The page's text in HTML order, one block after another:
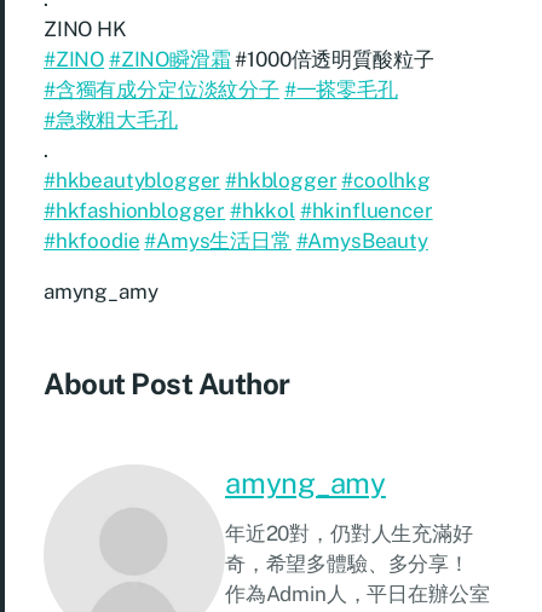
ZINO HK
#ZINO #ZINO瞬滑霜 #1000倍透明質酸粒子
#含獨有成分定位淡紋分子 #一搽零毛孔
#急救粗大毛孔
.
#hkbeautyblogger #hkblogger #coolhkg
#hkfashionblogger #hkkol #hkinfluencer
#hkfoodie #Amys生活日常 #AmysBeauty
amyng_amy
About Post Author
amyng_amy
年近20對，仍對人生充滿好
奇，希望多體驗、多分享！
作為Admin人，平日在辦公室